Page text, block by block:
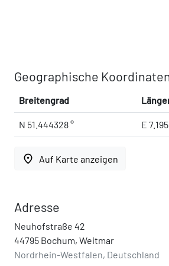
Geographische
Breitengrad
N 51.444328 ° E
place Auf Karte anzeigen
Adresse
Neuhofstraße 42
44795 Bochum, Weitmar
Nordrhein-Westfalen, Deutschland